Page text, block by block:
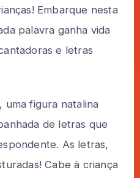
Embarque nesta
palavra ganha vida
e letras
uma figura natalina
de letras que
As letras,
Cabe à criança